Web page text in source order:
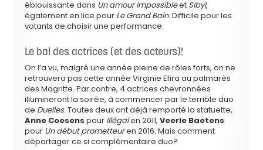
éblouissante dans Un amour impossibleet Sibyl,
également en lice pour Le Grand Bain. Difficile pour les
votants de choisir une performance.
Le bal des actrices (et des acteurs)!
On l’a vu, malgré une année pleine de rôles forts, on ne
retrouvera pas cette année Virginie Efira au palmarès
des Magritte. Par contre, 4 actrices chevronnées
illumineront la soirée, à commencer par le terrible duo
de Duelles. Toutes deux ont déjà remporté la statuette,
Anne Coesens pour Illégalen 2011,Veerle Baetens
pour Un début prometteuren 2016. Mais comment
départager ce si complémentaire duo?